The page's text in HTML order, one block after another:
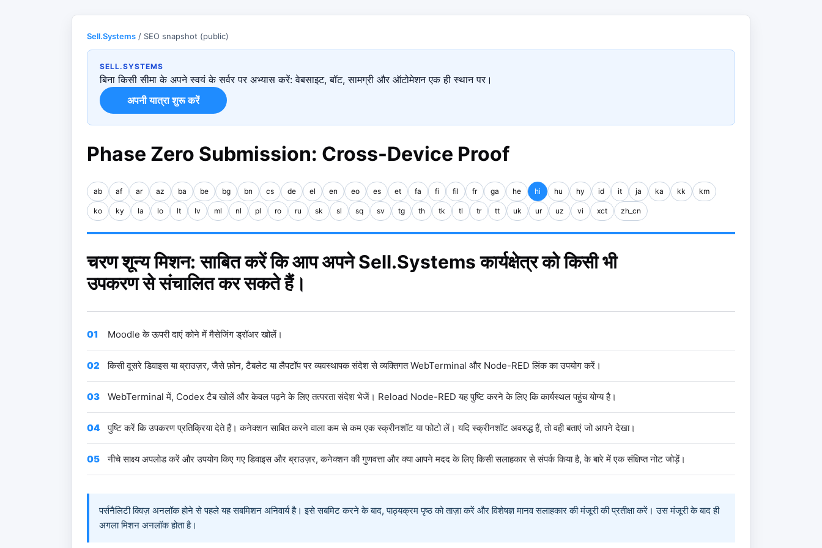
Sell.Systems / SEO snapshot (public)
SELL.SYSTEMS
बिना किसी सीमा के अपने स्वयं के सर्वर पर अभ्यास करें: वेबसाइट, बॉट, सामग्री और ऑटोमेशन एक ही स्थान पर।
अपनी यात्रा शुरू करें
Phase Zero Submission: Cross-Device Proof
ab af ar az ba be bg bn cs de el en eo es et fa fi fil fr ga he hi hu hy id it ja ka kk km
ko ky la lo lt lv ml nl pl ro ru sk sl sq sv tg th tk tl tr tt uk ur uz vi xct zh_cn
चरण शून्य मिशन: साबित करें कि आप अपने Sell.Systems कार्यक्षेत्र को किसी भी
उपकरण से संचालित कर सकते हैं।
01 Moodle के ऊपरी दाएं कोने में मैसेजिंग ड्रॉअर खोलें।
02 किसी दूसरे डिवाइस या ब्राउज़र, जैसे फ़ोन, टैबलेट या लैपटॉप पर व्यवस्थापक संदेश से व्यक्तिगत WebTerminal और Node-RED लिंक का उपयोग करें।
03 WebTerminal में, Codex टैब खोलें और केवल पढ़ने के लिए तत्परता संदेश भेजें। Reload Node-RED यह पुष्टि करने के लिए कि कार्यस्थल पहुंच योग्य है।
04 पुष्टि करें कि उपकरण प्रतिक्रिया देते हैं। कनेक्शन साबित करने वाला कम से कम एक स्क्रीनशॉट या फोटो लें। यदि स्क्रीनशॉट अवरुद्ध हैं, तो वही बताएं जो आपने देखा।
05 नीचे साक्ष्य अपलोड करें और उपयोग किए गए डिवाइस और ब्राउज़र, कनेक्शन की गुणवत्ता और क्या आपने मदद के लिए किसी सलाहकार से संपर्क किया है, के बारे में एक संक्षिप्त नोट जोड़ें।
पर्सनैलिटी क्विज़ अनलॉक होने से पहले यह सबमिशन अनिवार्य है। इसे सबमिट करने के बाद, पाठ्यक्रम पृष्ठ को ताज़ा करें और विशेषज्ञ मानव सलाहकार की मंजूरी की प्रतीक्षा करें। उस मंजूरी के बाद ही
अगला मिशन अनलॉक होता है।